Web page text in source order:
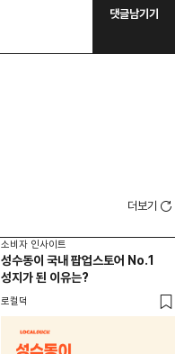
댓글남기기
더보기
소비자 인사이트
성수동이 국내 팝업스토어 No.1
성지가 된 이유는?
로컬덕